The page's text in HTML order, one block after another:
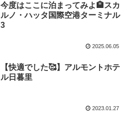
今度はここに泊まってみよ🏨スカ
ルノ・ハッタ国際空港ターミナル
3
2025.06.05
【快適でした🥰】アルモントホテ
ル日暮里
2023.01.27